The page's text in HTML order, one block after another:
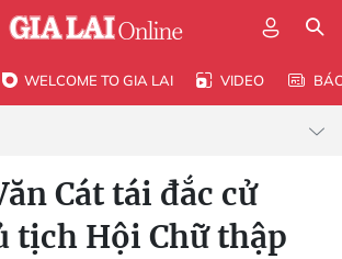
WELCOME TO GIA LAI VIDEO
Cát tái đắc cử
tịch Hội Chữ thập